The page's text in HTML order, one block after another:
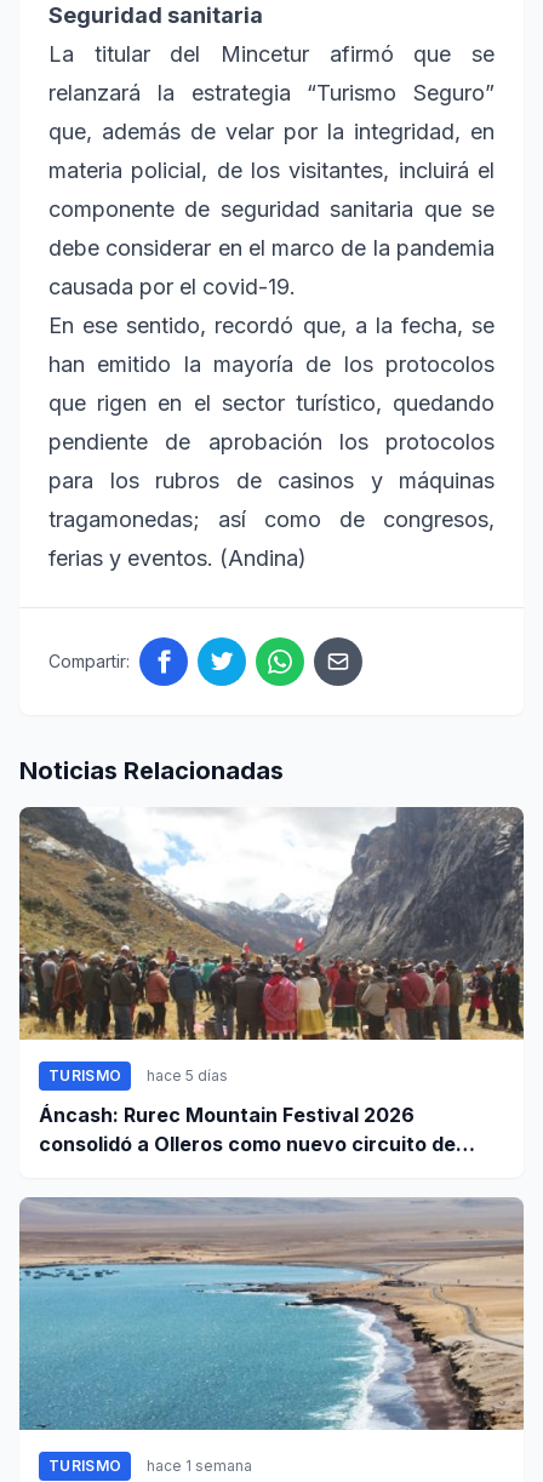
Seguridad sanitaria
La titular del Mincetur afirmó que se
relanzará la estrategia “Turismo Seguro”
que, además de velar por la integridad, en
materia policial, de los visitantes, incluirá el
componente de seguridad sanitaria que se
debe considerar en el marco de la pandemia
causada por el covid-19.
En ese sentido, recordó que, a la fecha, se
han emitido la mayoría de los protocolos
que rigen en el sector turístico, quedando
pendiente de aprobación los protocolos
para los rubros de casinos y máquinas
tragamonedas; así como de congresos,
ferias y eventos. (Andina)
Compartir:
Noticias Relacionadas
TURISMO hace 5 días
Áncash: Rurec Mountain Festival 2026
consolidó a Olleros como nuevo circuito de
TURISMO hace 1 semana